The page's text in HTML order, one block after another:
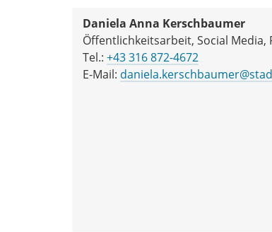
Daniela Anna Kerschbaumer
Öffentlichkeitsarbeit, Social
Tel.: +43 316 872-4672
E-Mail: